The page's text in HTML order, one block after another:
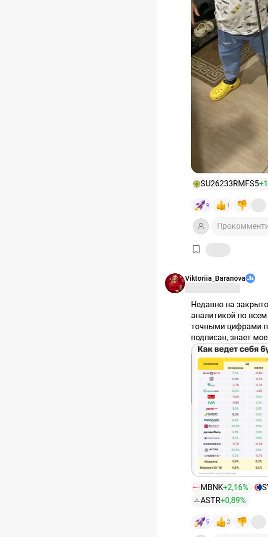
‼️Не является
Виктория Баранова
$SU26233RMFS5
SU26233RMFS5
9 1
Viktoriia_Baranova
Недавно на закрытой встрече #пульс_толкс ребята поделились
аналитикой по
точными цифрами
подписан, знает
избаловалась
оказались
сделках есть!
MBNK+2,16%
ASTR+0,89%
5 2